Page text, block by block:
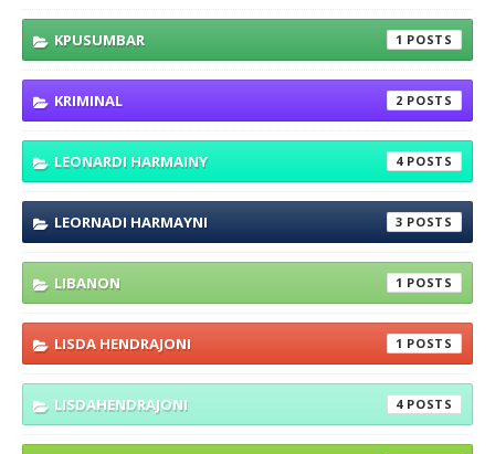
KPUSUMBAR 1
KRIMINAL 2
LEONARDI HARMAINY 4
LEORNADI HARMAYNI 3
LIBANON 1
LISDA HENDRAJONI 1
LISDAHENDRAJONI 4